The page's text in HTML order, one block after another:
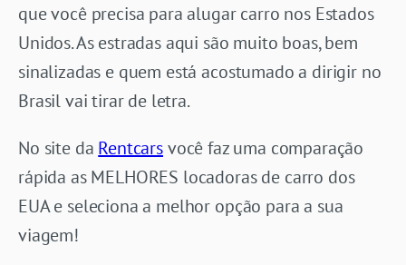
que você precisa para alugar carro nos Estados
Unidos. As estradas aqui são muito boas, bem
sinalizadas e quem está acostumado a dirigir no
Brasil vai tirar de letra.
No site da Rentcarsvocê faz uma comparação
rápida as MELHORES locadoras de carro dos
EUA e seleciona a melhor opção para a sua
viagem!